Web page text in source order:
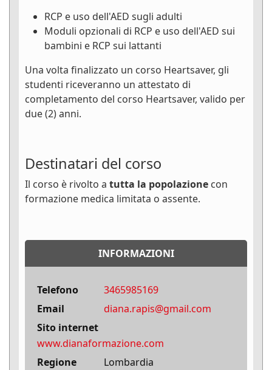
RCP e uso dell'AED sugli adulti
Moduli opzionali di RCP e uso dell'AED sui
bambini e RCP sui lattanti
Una volta finalizzato un corso Heartsaver, gli
studenti riceveranno un attestato di
completamento del corso Heartsaver, valido per
due (2) anni.
Destinatari del corso
Il corso è rivolto a tutta la popolazione con
formazione medica limitata o assente.
INFORMAZIONI
Telefono
3465985169
Email
diana.rapis@gmail.com
Sito internet
www.dianaformazione.com
Regione
Lombardia